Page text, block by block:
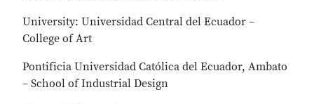
University: Universidad Central del Ecuador –
College of Art
Pontificia Universidad Católica del Ecuador, Ambato
– School of Industrial Design